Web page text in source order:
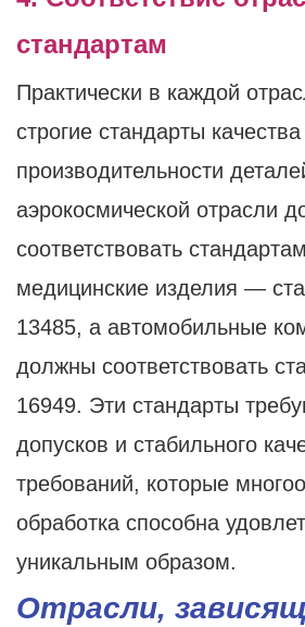
стандартам
Практически в каждой
строгие стандарты
производительности
аэрокосмической отрасли
соответствовать
медицинские изделия —
13485, а автомобильные
должны соответствовать
16949. Эти стандарты
допусков и стабильного
требований, которые
обработка способна
уникальным образом.
Отрасли,